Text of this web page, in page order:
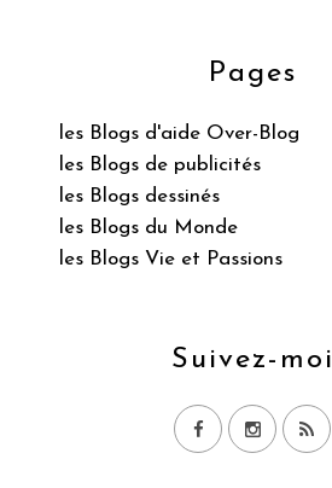
Pages
les Blogs d'aide Over-Blog
les Blogs de publicités
les Blogs dessinés
les Blogs du Monde
les Blogs Vie et Passions
Suivez-moi